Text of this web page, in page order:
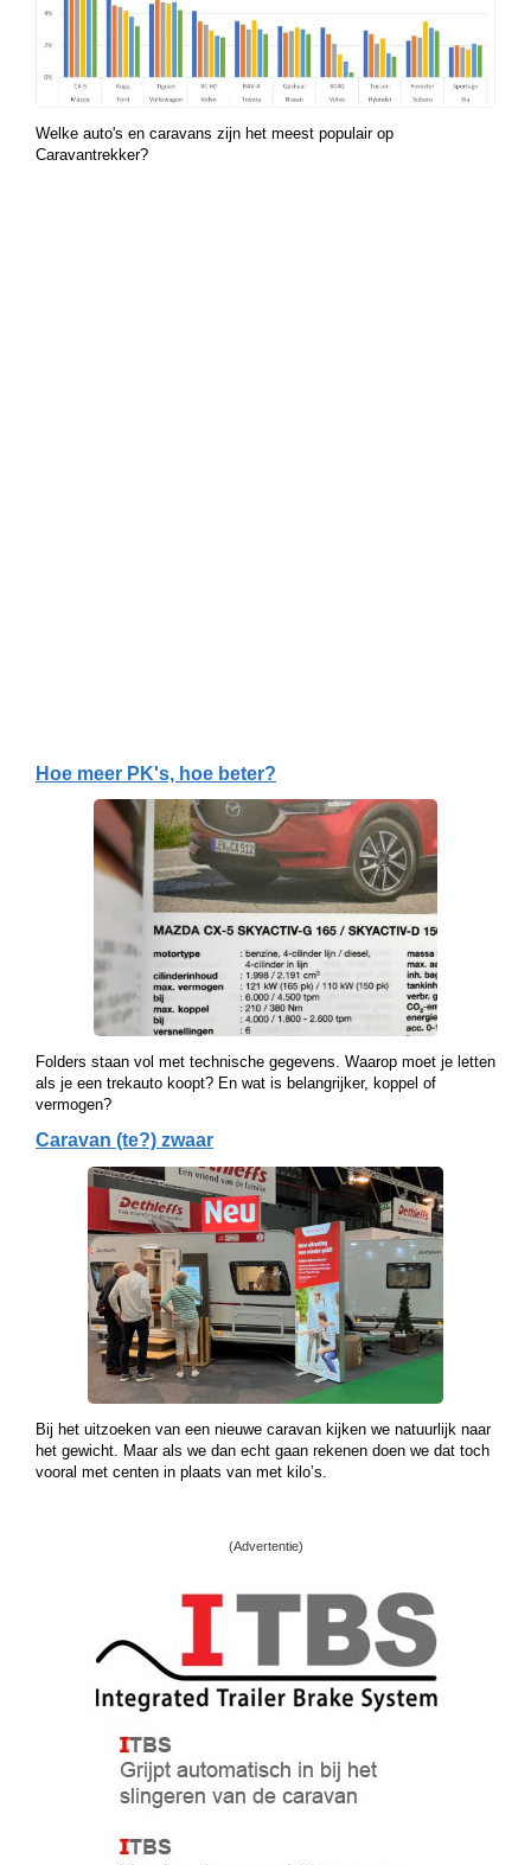
Welke auto's en caravans zijn het meest populair op
Caravantrekker?
Hoe meer PK's, hoe beter?
Folders staan vol met technische gegevens. Waarop moet je letten
als je een trekauto koopt? En wat is belangrijker, koppel of
vermogen?
Caravan (te?) zwaar
Bij het uitzoeken van een nieuwe caravan kijken we natuurlijk naar
het gewicht. Maar als we dan echt gaan rekenen doen we dat toch
vooral met centen in plaats van met kilo’s.
(Advertentie)